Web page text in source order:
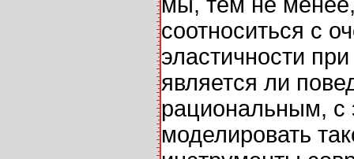
соотноситься с
эластичности
является ли
рациональным, с
моделировать